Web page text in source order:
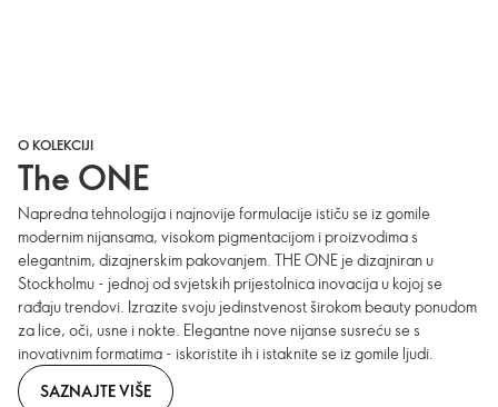
O KOLEKCIJI
The ONE
Napredna tehnologija i najnovije formulacije ističu se iz gomile
modernim nijansama, visokom pigmentacijom i proizvodima s
elegantnim, dizajnerskim pakovanjem. THE ONE je dizajniran u
Stockholmu - jednoj od svjetskih prijestolnica inovacija u kojoj se
rađaju trendovi. Izrazite svoju jedinstvenost širokom beauty ponudom
za lice, oči, usne i nokte. Elegantne nove nijanse susreću se s
inovativnim formatima - iskoristite ih i istaknite se iz gomile ljudi.
SAZNAJTE VIŠE